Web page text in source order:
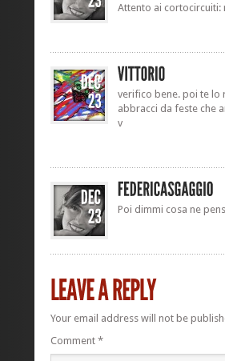
Attento ai cortocircuiti:
verifico bene. poi te
abbracci da feste che
v
Poi dimmi cosa ne
Your email address will not be
Comment *